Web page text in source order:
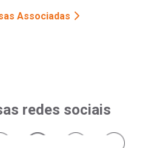
Associadas
redes sociais